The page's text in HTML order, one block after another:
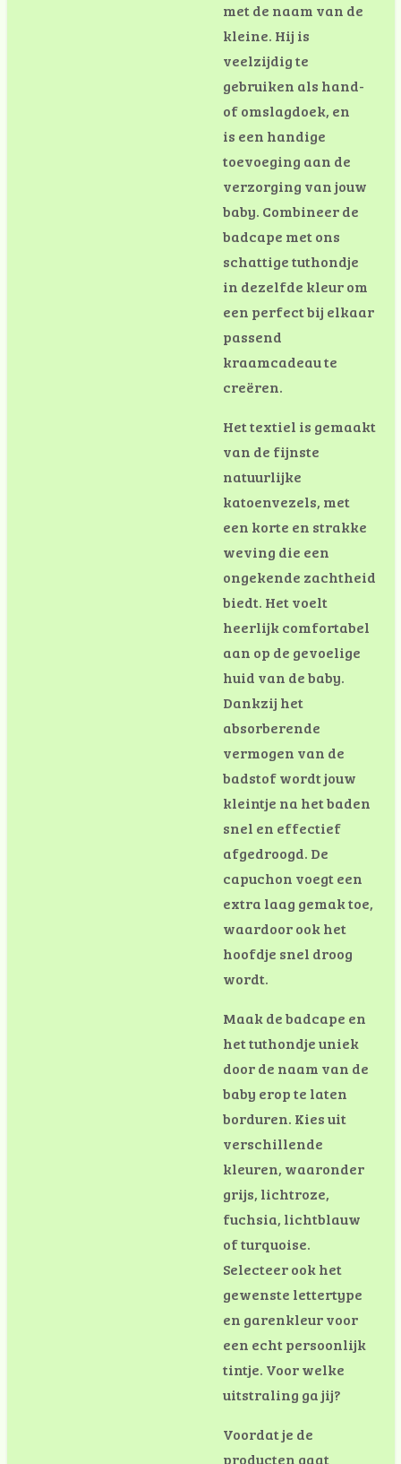
met de naam van de
kleine. Hij is
veelzijdig te
gebruiken als hand-
of omslagdoek, en
is een handige
toevoeging aan de
verzorging van jouw
baby. Combineer de
badcape met ons
schattige tuthondje
in dezelfde kleur om
een perfect bij elkaar
passend
kraamcadeau te
creëren.
Het textiel is gemaakt
van de fijnste
natuurlijke
katoenvezels, met
een korte en strakke
weving die een
ongekende zachtheid
biedt. Het voelt
heerlijk comfortabel
aan op de gevoelige
huid van de baby.
Dankzij het
absorberende
vermogen van de
badstof wordt jouw
kleintje na het baden
snel en effectief
afgedroogd. De
capuchon voegt een
extra laag gemak toe,
waardoor ook het
hoofdje snel droog
wordt.
Maak de badcape en
het tuthondje uniek
door de naam van de
baby erop te laten
borduren. Kies uit
verschillende
kleuren, waaronder
grijs, lichtroze,
fuchsia, lichtblauw
of turquoise.
Selecteer ook het
gewenste lettertype
en garenkleur voor
een echt persoonlijk
tintje. Voor welke
uitstraling ga jij?
Voordat je de
producten gaat